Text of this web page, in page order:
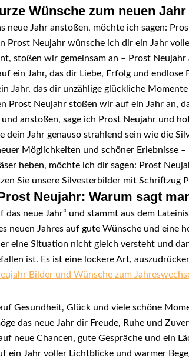
Wünsche zum neuen Jahr
neue Jahr anstoßen, möchte ich sagen:
Prost Neujahr wünsche ich dir ein Jahr
stoßen wir gemeinsam an – Prost
ein Jahr, das dir Liebe, Erfolg und endlose
Jahr, das dir unzählige glückliche
Prost Neujahr stoßen wir auf ein Jahr an,
anstoßen, sage ich Prost Neujahr und
dein Jahr genauso strahlend sein wie die
Möglichkeiten und schöner Erlebnisse
heben, möchte ich dir sagen: Prost
Sie unsere Silvesterbilder mit
Neujahr: Warum sagt
neue Jahr“ und stammt aus dem
neuen Jahres auf gute Wünsche und
eine Situation nicht gleich versteht und
ist. Es ist eine lockere Art,
Bilder und Wünsche zum
Gesundheit, Glück und viele schöne
das neue Jahr dir Freude, Ruhe und
neue Chancen, gute Gespräche und ein
ein Jahr voller Lichtblicke und warmer